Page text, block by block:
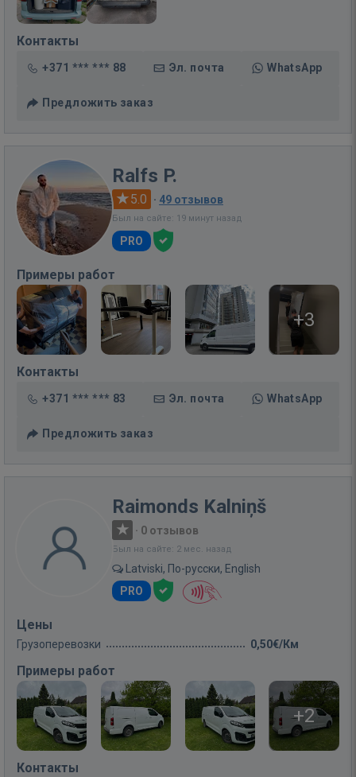
Контакты
+371 *** *** 88 Эл. почта WhatsApp
Предложить заказ
Ralfs P.
5.0 · 49 отзывов
Был на сайте: 19 минут назад
PRO
Примеры работ
+3
Контакты
+371 *** *** 83 Эл. почта WhatsApp
Предложить заказ
Raimonds Kalniņš
· 0 отзывов
Был на сайте: 2 мес. назад
Latviski, По-русски, English
PRO
Цены
Грузоперевозки 0,50€/Км
Примеры работ
+2
Контакты